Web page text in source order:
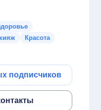
Красота
подписчиков